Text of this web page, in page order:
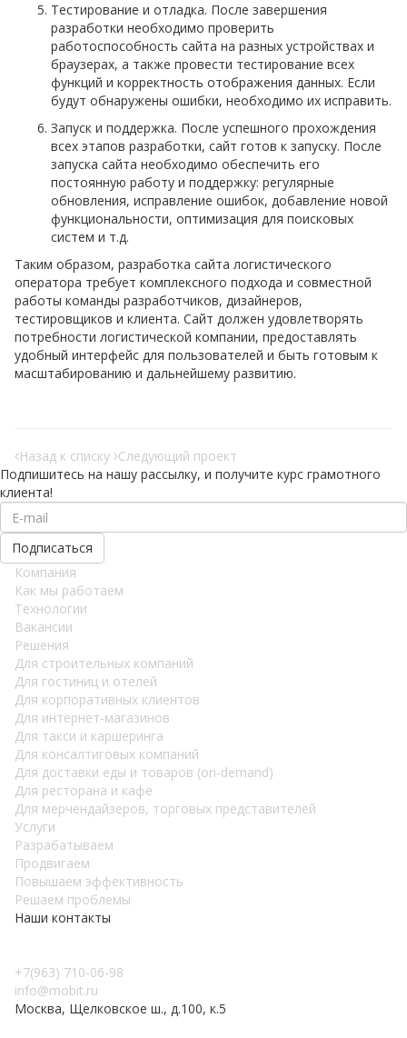
Тестирование и отладка. После завершения
разработки необходимо проверить
работоспособность сайта на разных устройствах и
браузерах, а также провести тестирование всех
функций и корректность отображения данных. Если
будут обнаружены ошибки, необходимо их исправить.
Запуск и поддержка. После успешного прохождения
всех этапов разработки, сайт готов к запуску. После
запуска сайта необходимо обеспечить его
постоянную работу и поддержку: регулярные
обновления, исправление ошибок, добавление новой
функциональности, оптимизация для поисковых
систем и т.д.
Таким образом, разработка сайта логистического
оператора требует комплексного подхода и совместной
работы команды разработчиков, дизайнеров,
тестировщиков и клиента. Сайт должен удовлетворять
потребности логистической компании, предоставлять
удобный интерфейс для пользователей и быть готовым к
масштабированию и дальнейшему развитию.
Назад к списку Следующий проект
Подпишитесь на нашу рассылку, и получите курс грамотного
клиента!
Компания
Как мы работаем
Teхнологии
Вакансии
Решения
Для строительных компаний
Для гостиниц и отелей
Для корпоративных клиентов
Для интернет-магазинов
Для такси и каршеринга
Для консалтиговых компаний
Для доставки еды и товаров (on-demand)
Для ресторана и кафе
Для мерчендайзеров, торговых представителей
Услуги
Разрабатываем
Продвигаем
Повышаем эффективность
Решаем проблемы
Наши контакты
+7(963) 710-06-98
info@mobit.ru
Москва, Щелковское ш., д.100, к.5